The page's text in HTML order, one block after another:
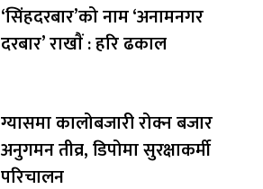
‘सिंहदरबार’को नाम ‘अनामनगर
दरबार’ राखाैं : हरि ढकाल
ग्यासमा कालोबजारी रोक्न बजार
अनुगमन तीव्र, डिपोमा सुरक्षाकर्मी
परिचालन